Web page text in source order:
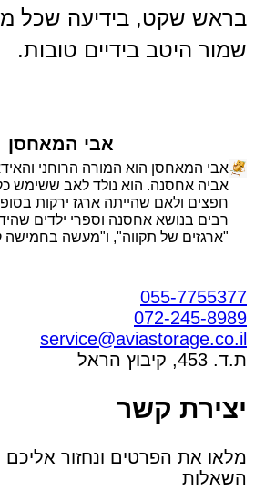
בראש שקט, בידיעה שכל
שמור היטב בידיים טובות.
אבי המאחסן
אבי המאחסן הוא המורה הרוחני
אביה אחסנה. הוא נולד לאב ששימש
חפצים ולאם שהייתה ארגז ירקות
רבים בנושא אחסנה וספרי ילדים
"ארגזים של תקווה", ו"מעשה בחמישה
055-7755377
072-245-8989
service@aviastorage.co.il
ת.ד. 453, קיבוץ הראל
יצירת קשר
מלאו את הפרטים ונחזור
השאלות